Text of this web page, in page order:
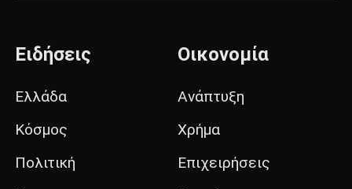
Ειδήσεις
Ελλάδα
Κόσμος
Πολιτική
Οικονομία
Ανάπτυξη
Χρήμα
Επιχειρήσεις